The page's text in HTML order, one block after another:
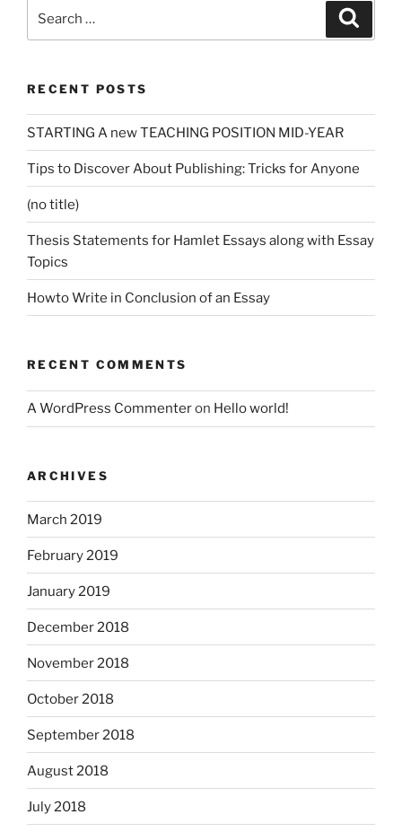
RECENT POSTS
STARTING A new TEACHING POSITION MID-YEAR
Tips to Discover About Publishing: Tricks for Anyone
(no title)
Thesis Statements for Hamlet Essays along with Essay
Topics
Howto Write in Conclusion of an Essay
RECENT COMMENTS
A WordPress Commenteron Hello world!
ARCHIVES
March 2019
February 2019
January 2019
December 2018
November 2018
October 2018
September 2018
August 2018
July 2018